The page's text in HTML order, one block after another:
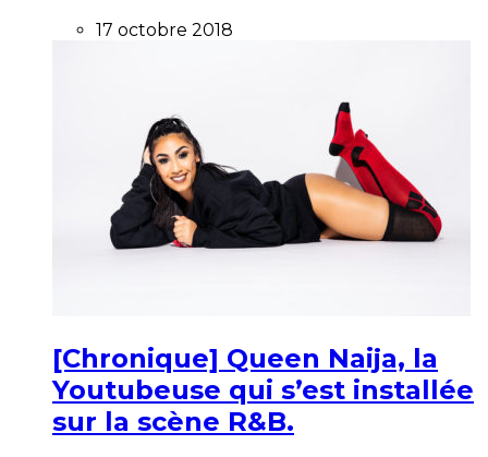
17 octobre 2018
[Chronique] Queen Naija, la
Youtubeuse qui s’est installée
sur la scène R&B.